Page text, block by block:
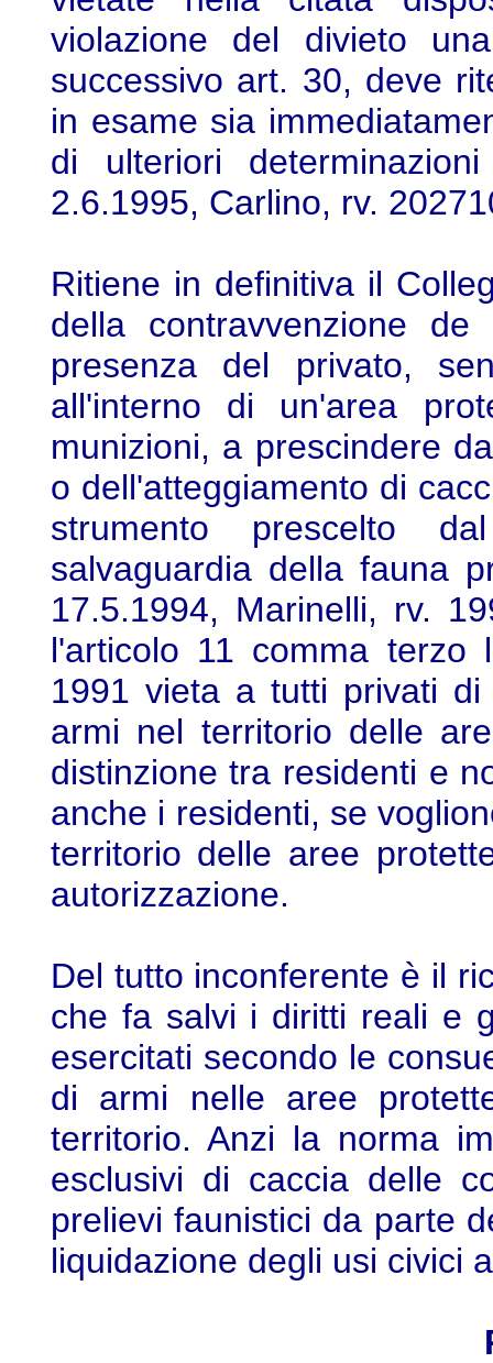
violazione del divieto
successivo art. 30, deve
in esame sia
di ulteriori
2.6.1995, Carlino, rv.
Ritiene in definitiva il
della contravvenzione
presenza del privato,
all'interno di un'area
munizioni, a prescindere
o dell'atteggiamento di
strumento prescelto
salvaguardia della fauna
17.5.1994, Marinelli, rv.
l'articolo 11 comma
1991 vieta a tutti privati di
armi nel territorio delle
distinzione tra residenti e
anche i residenti, se
territorio delle aree
autorizzazione.
Del tutto inconferente è il
che fa salvi i diritti reali e
esercitati secondo le
di armi nelle aree
territorio. Anzi la norma
esclusivi di caccia delle
prelievi faunistici da parte
liquidazione degli usi civici